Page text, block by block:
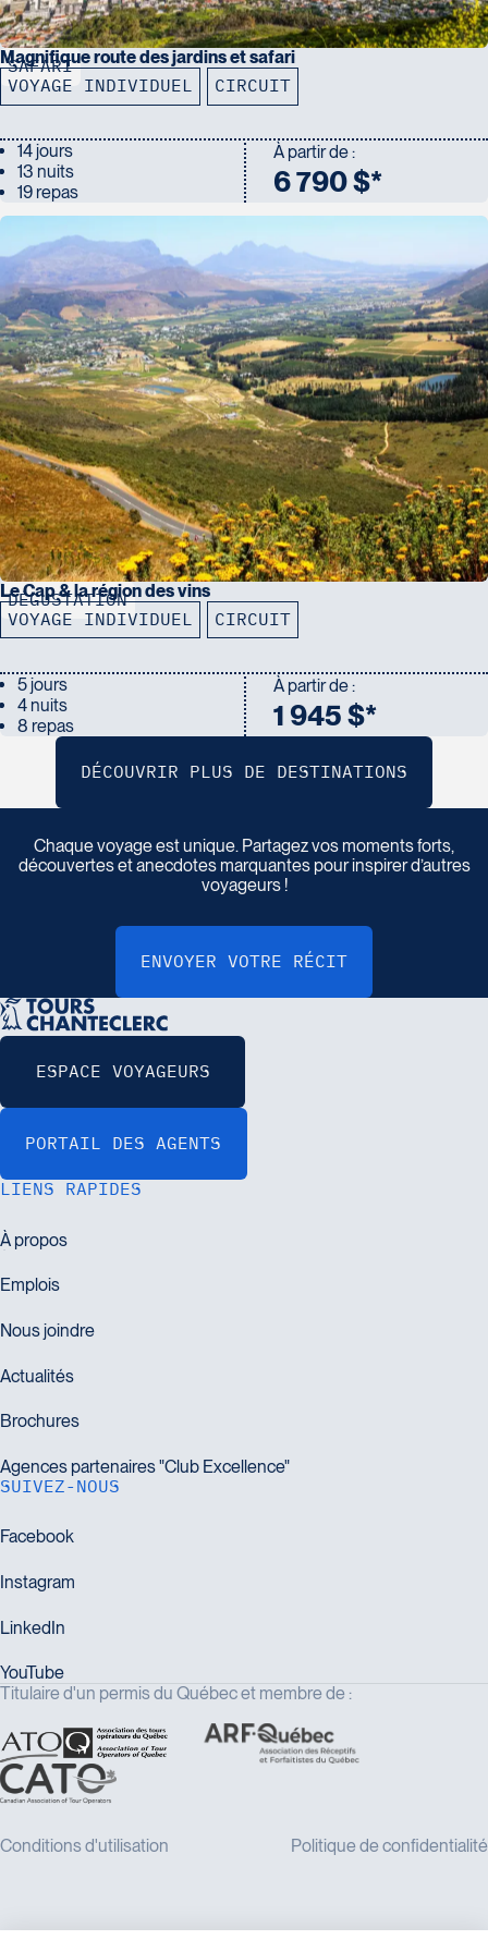
SAFARI
Magnifique route des jardins et safari
VOYAGE INDIVIDUEL CIRCUIT
14 jours
13 nuits
19 repas
À partir de :
6 790 $*
DÉGUSTATION
Le Cap & la région des vins
VOYAGE INDIVIDUEL CIRCUIT
5 jours
4 nuits
8 repas
À partir de :
1 945 $*
Pa rtagez votre récit de voya ge
Chaque voyage est unique. Partagez vos moments forts,
découvertes et anecdotes marquantes pour inspirer d’autres
voyageurs !
LIENS RAPIDES
SUIVEZ-NOUS
Titulaire d'un permis du Québec et membre de :